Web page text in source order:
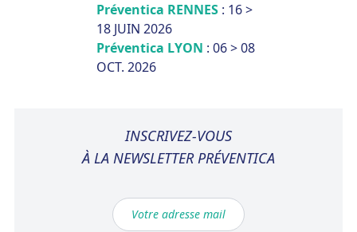
Préventica RENNES : 16 >
18 JUIN 2026
Préventica LYON : 06 > 08
OCT. 2026
INSCRIVEZ-VOUS
À LA NEWSLETTER PRÉVENTICA